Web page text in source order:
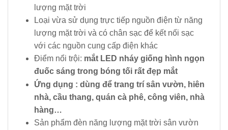
lượng mặt trời
Loại vừa sử dụng trực tiếp nguồn điện từ năng
lượng mặt trời và có chân sạc để kết nối sạc
với các nguồn cung cấp điện khác
Điểm nổi trội: mắt LED nháy giống hình ngọn
đuốc sáng trong bóng tối rất đẹp mắt
Ứng dụng : dùng để trang trí sân vườn, hiên
nhà, cầu thang, quán cà phê, công viên, nhà
hàng…
Sản phẩm đèn năng lượng mặt trời sân vườn